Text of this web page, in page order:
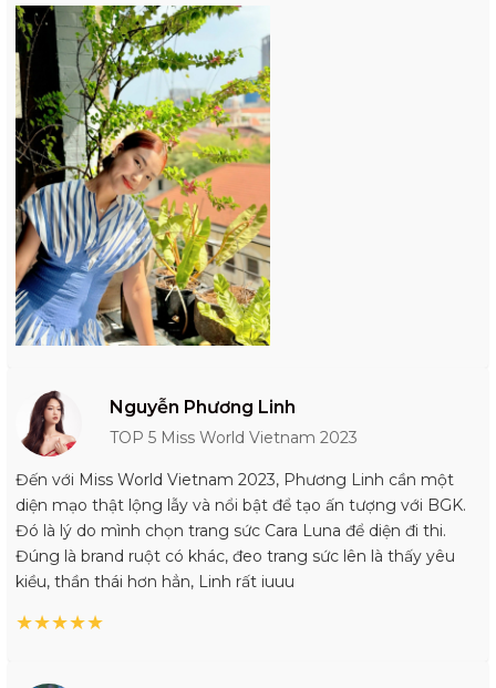
Nguyễn Phương Linh
TOP 5 Miss World Vietnam 2023
Đến với Miss World Vietnam 2023, Phương Linh cần một
diện mạo thật lộng lẫy và nổi bật để tạo ấn tượng với BGK.
Đó là lý do mình chọn trang sức Cara Luna để diện đi thi.
Đúng là brand ruột có khác, đeo trang sức lên là thấy yêu
kiều, thần thái hơn hẳn, Linh rất iuuu
★★★★★